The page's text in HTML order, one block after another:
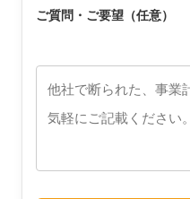
ご質問・ご要望（任意）